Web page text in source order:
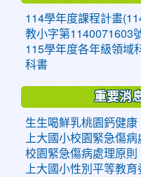
114學年度課程計畫
教小字第1140071603
115學年度各年級領域
科書
重要消
生生喝鮮乳桃園鈣健康
上大國小校園緊急傷
校園緊急傷病處理原則
上大國小性別平等教